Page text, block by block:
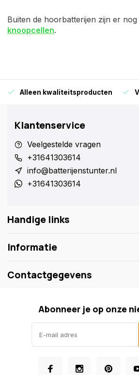
Buiten de hoorbatterijen zijn er
knoopcellen.
Alleen kwaliteitsproducten
Klantenservice
Veelgestelde vragen
+31641303614
info@batterijenstunter.nl
+31641303614
Handige links
Informatie
Contactgegevens
Abonneer je op onze